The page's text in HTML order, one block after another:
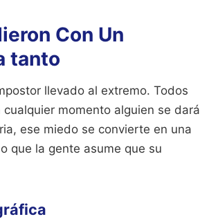
Con Un
tanto
llevado al extremo. Todos
momento alguien se dará
ese miedo se convierte en una
que la gente asume que su